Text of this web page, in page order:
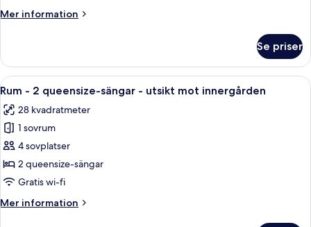
-
utsikt
mot
staden
Mer information
Mer
-
kingsize-
terrass
utsikt
mot
staden
Se priser
Öppna
alla
foton
för
Rum
-
2
sängar
Ett hotellrum med två sängar, en
5
Rum - 2 queensize-sängar - utsikt mot innergården
28 kvadratmeter
1 sovrum
4 sovplatser
2 queensize-sängar
Gratis wi-fi
Mer information
Mer